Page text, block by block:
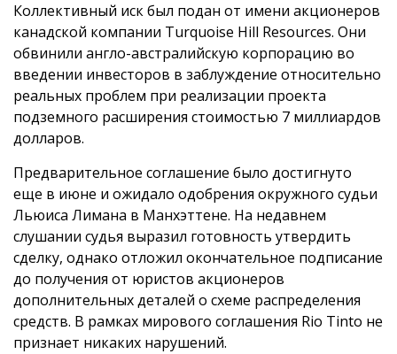
Коллективный иск был подан от имени акционеров
канадской компании Turquoise Hill Resources. Они
обвинили англо-австралийскую корпорацию во
введении инвесторов в заблуждение относительно
реальных проблем при реализации проекта
подземного расширения стоимостью 7 миллиардов
долларов.
Предварительное соглашение было достигнуто
еще в июне и ожидало одобрения окружного судьи
Льюиса Лимана в Манхэттене. На недавнем
слушании судья выразил готовность утвердить
сделку, однако отложил окончательное подписание
до получения от юристов акционеров
дополнительных деталей о схеме распределения
средств. В рамках мирового соглашения Rio Tinto не
признает никаких нарушений.